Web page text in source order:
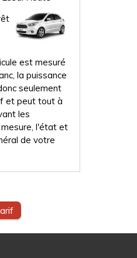
est mesuré
la puissance
seulement
et peut tout à
les
l'état et
de votre